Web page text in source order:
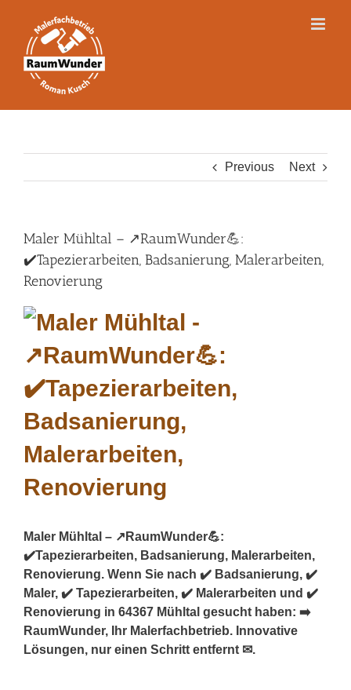
content
Previous Next
Maler Mühltal – ↗️RaumWunder💪:
✔️Tapezierarbeiten, Badsanierung, Malerarbeiten,
Renovierung
Maler Mühltal – ↗️RaumWunder💪:
✔️Tapezierarbeiten, Badsanierung, Malerarbeiten,
Renovierung. Wenn Sie nach ✔️ Badsanierung, ✔️
Maler, ✔️ Tapezierarbeiten, ✔️ Malerarbeiten und ✔️
Renovierung in 64367 Mühltal gesucht haben: ➡️
RaumWunder, Ihr Malerfachbetrieb. Innovative
Lösungen, nur einen Schritt entfernt ✉.